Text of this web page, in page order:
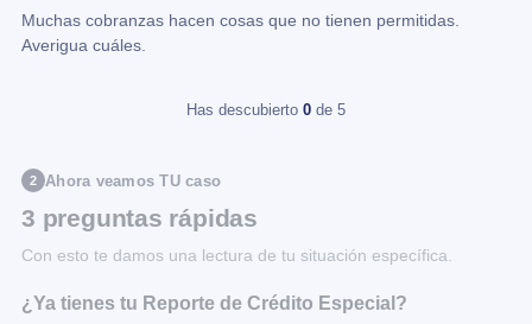
Muchas cobranzas hacen cosas que no tienen permitidas.
Averigua cuáles.
Has descubierto 0 de 5
2 Ahora veamos TU caso
3 preguntas rápidas
Con esto te damos una lectura de tu situación específica.
¿Ya tienes tu Reporte de Crédito Especial?